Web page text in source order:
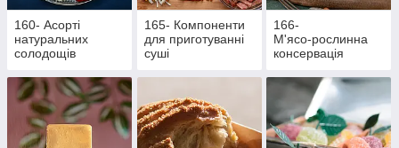
160- Асорті
натуральних
солодощів
165- Компоненти
для приготуванні
суші
166-
М'ясо‑рослинна
консервація